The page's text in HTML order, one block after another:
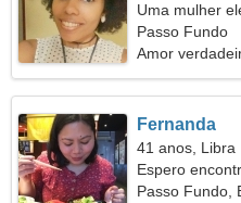
Uma mulher
Passo Fundo
Amor
Fernanda
41 anos, Libra
Espero
Passo Fundo,